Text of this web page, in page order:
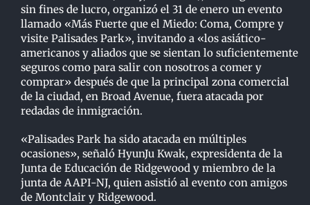
sin fines de lucro, organizó el 31 de enero un evento
llamado «Más Fuerte que el Miedo: Coma, Compre y
visite Palisades Park», invitando a «los asiático-
americanos y aliados que se sientan lo suficientemente
seguros como para salir con nosotros a comer y
comprar» después de que la principal zona comercial
de la ciudad, en Broad Avenue, fuera atacada por
redadas de inmigración.
«Palisades Park ha sido atacada en múltiples
ocasiones», señaló HyunJu Kwak, expresidenta de la
Junta de Educación de Ridgewood y miembro de la
junta de AAPI-NJ, quien asistió al evento con amigos
de Montclair y Ridgewood.